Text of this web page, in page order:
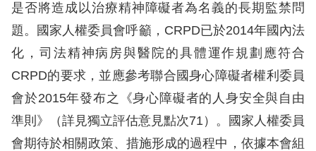
快
捷
鍵
選
擇
是否將造成以治療精神障礙者為名義的長期監禁問
題。國家人權委員會呼籲，CRPD已於2014年國內法
化，司法精神病房與醫院的具體運作規劃應符合
CRPD的要求，並應參考聯合國身心障礙者權利委員
會於2015年發布之《身心障礙者的人身安全與自由
準則》（詳見獨立評估意見點次71）。國家人權委員
會期待於相關政策、措施形成的過程中，依據本會組